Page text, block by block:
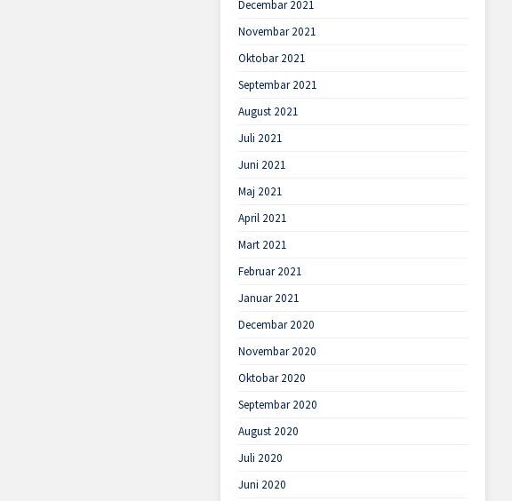
Decembar 2021
Novembar 2021
Oktobar 2021
Septembar 2021
August 2021
Juli 2021
Juni 2021
Maj 2021
April 2021
Mart 2021
Februar 2021
Januar 2021
Decembar 2020
Novembar 2020
Oktobar 2020
Septembar 2020
August 2020
Juli 2020
Juni 2020